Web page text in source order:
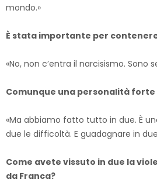
mondo.»
È stata importante per
«No, non c’entra il narcisismo. Sono
Comunque una personalità
«Ma abbiamo fatto tutto in due. È
due le difficoltà. E guadagnare in
Come avete vissuto in due la
da Franca?